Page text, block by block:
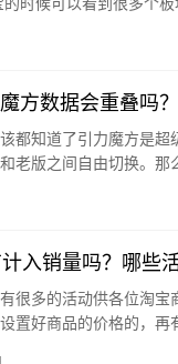
方数据会重叠吗
都知道了引力魔方是超
老版之间自由切换。那
入销量吗？哪些
很多的活动供各位淘宝
置好商品的价格的，再